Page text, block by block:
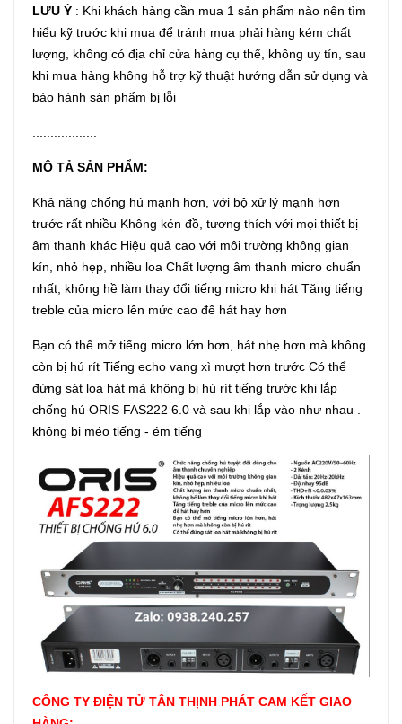
LƯU Ý : Khi khách hàng cần mua 1 sản phẩm nào nên tìm
hiểu kỹ trước khi mua để tránh mua phải hàng kém chất
lượng, không có địa chỉ cửa hàng cụ thể, không uy tín, sau
khi mua hàng không hỗ trợ kỹ thuật hướng dẫn sử dụng và
bảo hành sản phẩm bị lỗi
MÔ TẢ SẢN PHẨM:
Khả năng chống hú mạnh hơn, với bộ xử lý mạnh hơn
trước rất nhiều Không kén đồ, tương thích với mọi thiết bị
âm thanh khác Hiệu quả cao với môi trường không gian
kín, nhỏ hẹp, nhiều loa Chất lượng âm thanh micro chuẩn
nhất, không hề làm thay đổi tiếng micro khi hát Tăng tiếng
treble của micro lên mức cao để hát hay hơn
Bạn có thể mở tiếng micro lớn hơn, hát nhẹ hơn mà không
còn bị hú rít Tiếng echo vang xì mượt hơn trước Có thể
đứng sát loa hát mà không bị hú rít tiếng trước khi lắp
chống hú ORIS FAS222 6.0 và sau khi lắp vào như nhau .
không bị méo tiếng - ém tiếng
CÔNG TY ĐIỆN TỬ TÂN THỊNH PHÁT CAM KẾT GIAO